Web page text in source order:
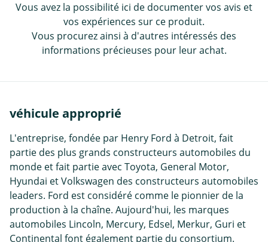
Vous avez la possibilité ici de documenter vos avis et
vos expériences sur ce produit.
Vous procurez ainsi à d'autres intéressés des
informations précieuses pour leur achat.
véhicule approprié
L'entreprise, fondée par Henry Ford à Detroit, fait
partie des plus grands constructeurs automobiles du
monde et fait partie avec Toyota, General Motor,
Hyundai et Volkswagen des constructeurs automobiles
leaders. Ford est considéré comme le pionnier de la
production à la chaîne. Aujourd'hui, les marques
automobiles Lincoln, Mercury, Edsel, Merkur, Guri et
Continental font également partie du consortium.